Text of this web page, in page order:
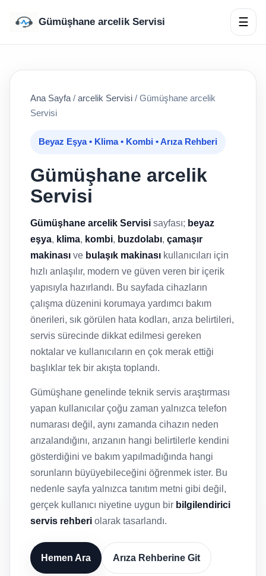
Gümüşhane arcelik Servisi ☰
Ana Sayfa / arcelik Servisi / Gümüşhane arcelik
Servisi
Beyaz Eşya • Klima • Kombi • Arıza Rehberi
Gümüşhane arcelik
Servisi
Gümüşhane arcelik Servisi sayfası; beyaz
eşya, klima, kombi, buzdolabı, çamaşır
makinası ve bulaşık makinası kullanıcıları için
hızlı anlaşılır, modern ve güven veren bir içerik
yapısıyla hazırlandı. Bu sayfada cihazların
çalışma düzenini korumaya yardımcı bakım
önerileri, sık görülen hata kodları, arıza belirtileri,
servis sürecinde dikkat edilmesi gereken
noktalar ve kullanıcıların en çok merak ettiği
başlıklar tek bir akışta toplandı.
Gümüşhane genelinde teknik servis araştırması
yapan kullanıcılar çoğu zaman yalnızca telefon
numarası değil, aynı zamanda cihazın neden
arızalandığını, arızanın hangi belirtilerle kendini
gösterdiğini ve bakım yapılmadığında hangi
sorunların büyüyebileceğini öğrenmek ister. Bu
nedenle sayfa yalnızca tanıtım metni gibi değil,
gerçek kullanıcı niyetine uygun bir bilgilendirici
servis rehberi olarak tasarlandı.
Hemen Ara Arıza Rehberine Git